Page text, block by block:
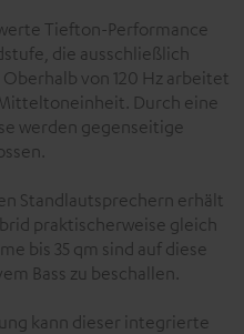
Tiefton-Performance
die ausschließlich
von 120 Hz arbeitet
Durch eine
werden gegenseitige
Standlautsprechern erhält
praktischerweise gleich
bis 35 qm sind auf diese
Bass zu beschallen.
kann dieser integrierte